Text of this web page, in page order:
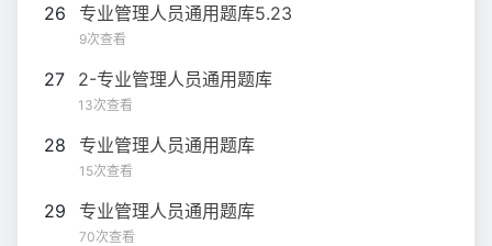
26 专业管理人员通用题库5.23
9次查看
27 2-专业管理人员通用题库
13次查看
28 专业管理人员通用题库
15次查看
29 专业管理人员通用题库
70次查看